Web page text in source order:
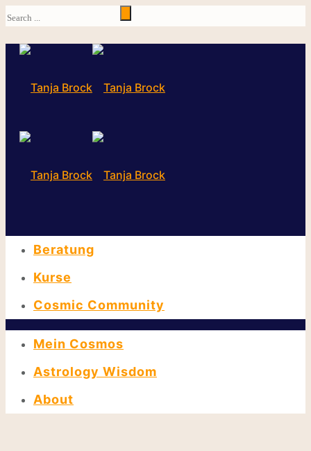
Beratung
Kurse
Cosmic Community
Mein Cosmos
Astrology Wisdom
About